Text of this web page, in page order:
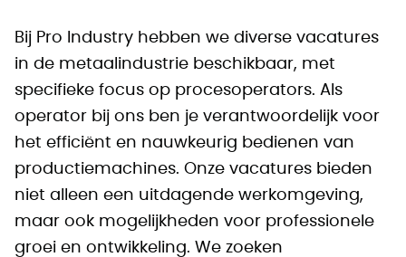
Bij Pro Industry hebben we diverse vacatures
in de metaalindustrie beschikbaar, met
specifieke focus op procesoperators. Als
operator bij ons ben je verantwoordelijk voor
het efficiënt en nauwkeurig bedienen van
productiemachines. Onze vacatures bieden
niet alleen een uitdagende werkomgeving,
maar ook mogelijkheden voor professionele
groei en ontwikkeling. We zoeken